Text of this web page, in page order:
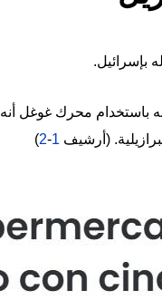
بإسرائيل.
باستخدام محرك غوغل أنه
(أرشيف 1
-
2
)